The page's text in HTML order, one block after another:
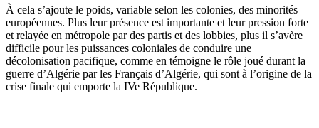
À cela s’ajoute le poids, variable selon les colonies, des minorités
européennes. Plus leur présence est importante et leur pression forte
et relayée en métropole par des partis et des lobbies, plus il s’avère
difficile pour les puissances coloniales de conduire une
décolonisation pacifique, comme en témoigne le rôle joué durant la
guerre d’Algérie par les Français d’Algérie, qui sont à l’origine de la
crise finale qui emporte la IVe République.